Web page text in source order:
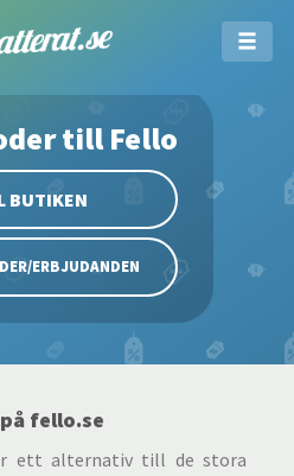
till Fello
BUTIKEN
ERBJUDANDEN
fello.se
ett alternativ till de stora